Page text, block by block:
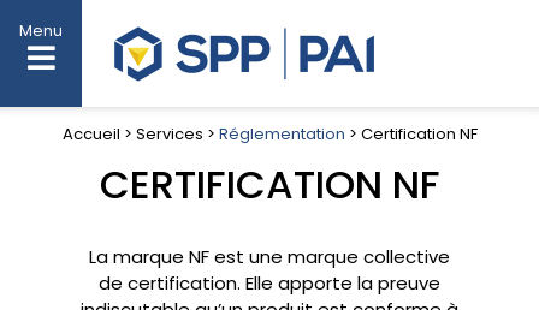
Menu
Accueil > Services > Réglementation > Certification NF
CERTIFICATION NF
La marque NF est une marque collective
de certification. Elle apporte la preuve